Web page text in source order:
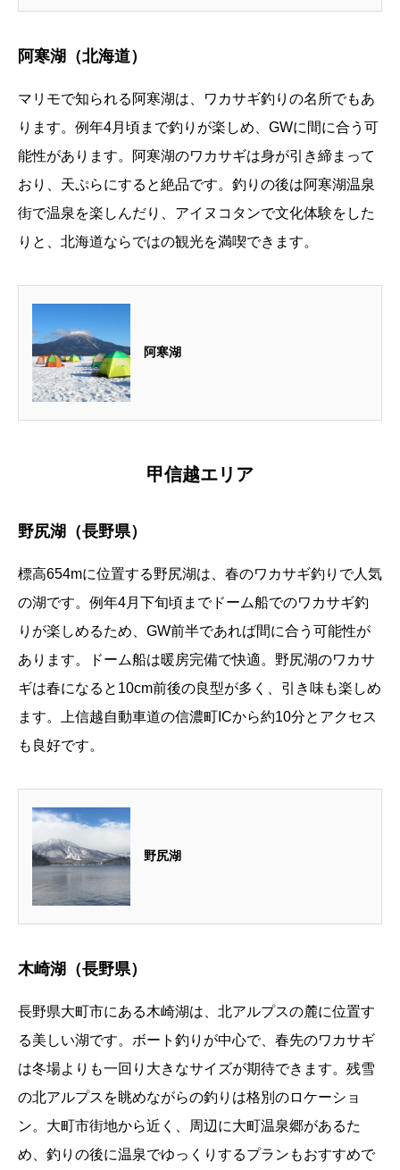
阿寒湖（北海道）
マリモで知られる阿寒湖は、ワカサギ釣りの名所でもあ
ります。例年4月頃まで釣りが楽しめ、GWに間に合う可
能性があります。阿寒湖のワカサギは身が引き締まって
おり、天ぷらにすると絶品です。釣りの後は阿寒湖温泉
街で温泉を楽しんだり、アイヌコタンで文化体験をした
りと、北海道ならではの観光を満喫できます。
阿寒湖
甲信越エリア
野尻湖（長野県）
標高654mに位置する野尻湖は、春のワカサギ釣りで人気
の湖です。例年4月下旬頃までドーム船でのワカサギ釣
りが楽しめるため、GW前半であれば間に合う可能性が
あります。ドーム船は暖房完備で快適。野尻湖のワカサ
ギは春になると10cm前後の良型が多く、引き味も楽しめ
ます。上信越自動車道の信濃町ICから約10分とアクセス
も良好です。
野尻湖
木崎湖（長野県）
長野県大町市にある木崎湖は、北アルプスの麓に位置す
る美しい湖です。ボート釣りが中心で、春先のワカサギ
は冬場よりも一回り大きなサイズが期待できます。残雪
の北アルプスを眺めながらの釣りは格別のロケーショ
ン。大町市街地から近く、周辺に大町温泉郷があるた
め、釣りの後に温泉でゆっくりするプランもおすすめで